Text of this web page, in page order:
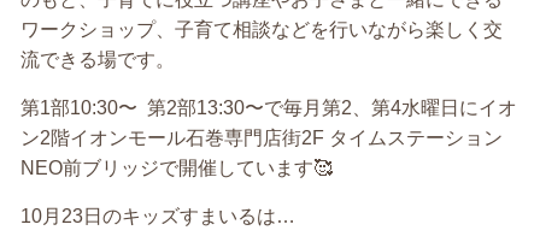
ワークショップ、子育て相談などを行いながら楽しく交
流できる場です。
第1部10:30〜 第2部13:30〜で毎月第2、第4水曜日にイオ
ン2階イオンモール石巻専門店街2F タイムステーション
NEO前ブリッジで開催しています🥰
10月23日のキッズすまいるは…